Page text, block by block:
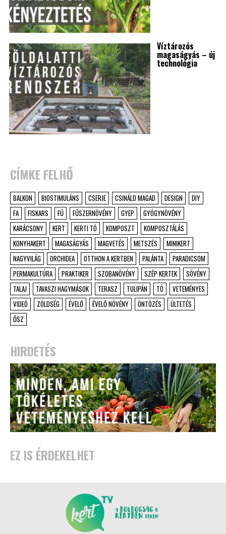
Víztározós
magaságyás – új
technológia
CÍMKE FELHŐ
BALKON BIOSTIMULÁNS CSERJE CSINÁLD MAGAD DESIGN
DIY
FA
FISKARS FŰ FŰSZERNÖVÉNY GYEP
GYÓGYNÖVÉNY
KARÁCSONY
KERT KERTI TÓ KOMPOSZT
KOMPOSZTÁLÁS
KONYHAKERT
MAGASÁGYÁS MAGVETÉS METSZÉS
MINIKERT
NAGYVILÁG
ORCHIDEA OTTHON A KERTBEN PALÁNTA
PARADICSOM
PERMAKULTÚRA
PRAKTIKER SZOBANÖVÉNY SZÉP KERTEK
SÖVÉNY
TALAJ
TAVASZI HAGYMÁSOK TERASZ TULIPÁN TÓ
VETEMÉNYES
VIDEÓ
ZÖLDSÉG ÉVELŐ ÉVELŐ NÖVÉNY ÖNTÖZÉS
ÜLTETÉS
ŐSZ
HIRDETÉS
EZ IS ÉRDEKELHET